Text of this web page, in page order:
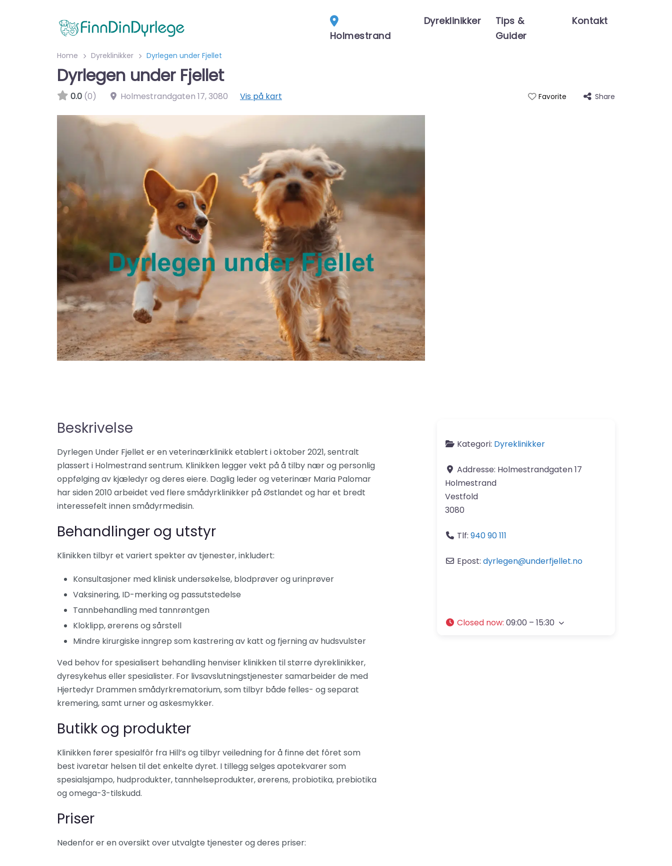
Holmestrand
Dyreklinikker
Tips &
Guider
Kontakt
Home Dyreklinikker Dyrlegen under Fjellet
Dyrlegen under Fjellet
0.0 (0) Holmestrandgaten 17,3080 Vis på kart Favorite Share
Beskrivelse
Dyrlegen Under Fjellet er en veterinærklinikk etablert i oktober 2021, sentralt
plassert i Holmestrand sentrum. Klinikken legger vekt på å tilby nær og personlig
oppfølging av kjæledyr og deres eiere. Daglig leder og veterinær Maria Palomar
har siden 2010 arbeidet ved flere smådyrklinikker på Østlandet og har et bredt
interessefelt innen smådyrmedisin. ​
Behandlinger og utstyr
Klinikken tilbyr et variert spekter av tjenester, inkludert:
Konsultasjoner med klinisk undersøkelse, blodprøver og urinprøver​
Vaksinering, ID-merking og passutstedelse​
Tannbehandling med tannrøntgen​
Kloklipp, ørerens og sårstell​
Mindre kirurgiske inngrep som kastrering av katt og fjerning av hudsvulster​
Ved behov for spesialisert behandling henviser klinikken til større dyreklinikker,
dyresykehus eller spesialister. For livsavslutningstjenester samarbeider de med
Hjertedyr Drammen smådyrkrematorium, som tilbyr både felles- og separat
kremering, samt urner og askesmykker.
Butikk og produkter
Klinikken fører spesialfôr fra Hill’s og tilbyr veiledning for å finne det fôret som
best ivaretar helsen til det enkelte dyret. I tillegg selges apotekvarer som
spesialsjampo, hudprodukter, tannhelseprodukter, ørerens, probiotika, prebiotika
og omega-3-tilskudd.
Priser
Nedenfor er en oversikt over utvalgte tjenester og deres priser:
Kategori: Dyreklinikker
Addresse: Holmestrandgaten 17
Holmestrand
Vestfold
3080
Tlf: 940 90 111​
Epost: dyrlegen@underfjellet.no
Closed now: 09:00 – 15:30